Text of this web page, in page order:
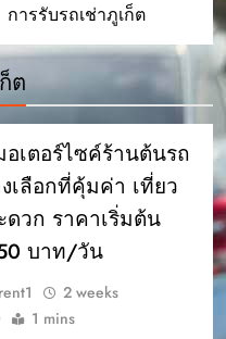
การรับรถเช่าภูเก็ต
ต
อเตอร์ไซค์ร้านต้นรถ
เลือกที่คุ้มค่า เที่ยว
ดวก ราคาเริ่มต้น
บาท/วัน
2 weeks
1 mins